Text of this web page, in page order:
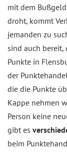
mit dem
droht, kommt
jemanden zu
sind auch bereit,
Punkte in
der
die die Punkte
Kappe nehmen
Person keine
gibt es
beim